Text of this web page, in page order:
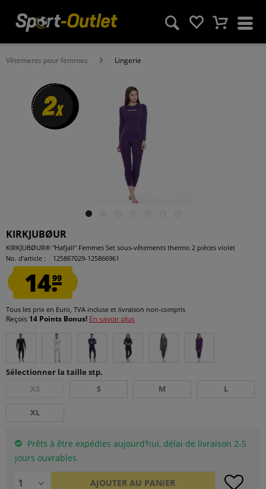
Vêtements pour femmes Lingerie
2x
KIRKJUBØUR
KIRKJUBØUR® "Hafjall" Femmes Set sous-vêtements thermo 2 pièces violet
No. d’article :
125867029-125866961
14.99
Tous les prix en Euro, TVA incluse et livraison non-compris
Reçois 14 Points Bonus! En savoir plus
Sélectionner la taille stp.
XS
S M L
XL
Prêts à être expédies aujourd’hui, délai de livraison 2-5
jours ouvrables
AJOUTER AU PANIER